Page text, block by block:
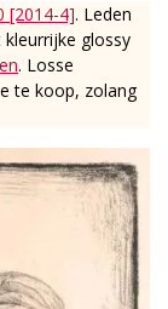
[2014-4]. Leden
glossy
. Losse
te koop, zolang